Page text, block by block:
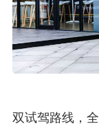
双试驾路线，